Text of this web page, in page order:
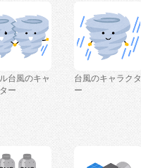
台風のキャ
ー
台風のキャラクタ
ー